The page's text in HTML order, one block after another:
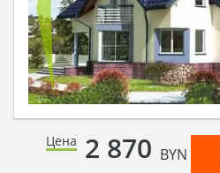
Цена 2 870 BYN